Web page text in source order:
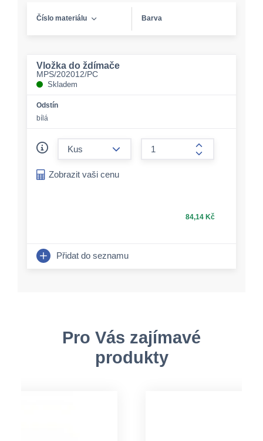
Číslo materiálu Barva
Vložka do ždímače
MPS/202012/PC
Skladem
Odstín
bílá
form.increase-
Zobrazit vaši cenu
84,14 Kč
Přidat do seznamu
Pro Vás zajímavé
produkty